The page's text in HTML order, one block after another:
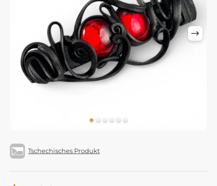
Tschechisches Produkt